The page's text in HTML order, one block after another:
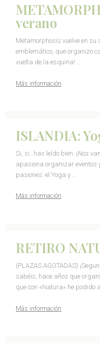
verano
Metamorphosis vuelve en su
emblemático, que organizo
vuelta de la esquina! …
Más información
ISLANDIA:
Si, si…has leído bien. ¡Nos
apasiona organizar eventos
pasiones: el Yoga y …
Más información
RETIRO
(PLAZAS AGOTADAS)
sabéis, hace años que
que con «Natura» he podido
Más información